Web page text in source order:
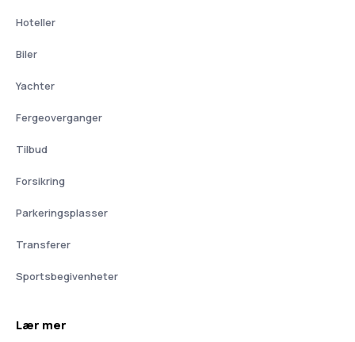
Hoteller
Biler
Yachter
Fergeoverganger
Tilbud
Forsikring
Parkeringsplasser
Transferer
Sportsbegivenheter
Lær mer